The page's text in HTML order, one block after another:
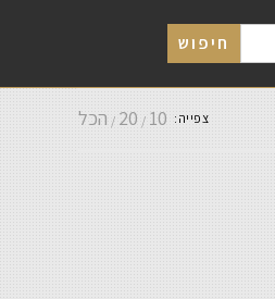
חיפוש
צפייה: 10
20 הכל